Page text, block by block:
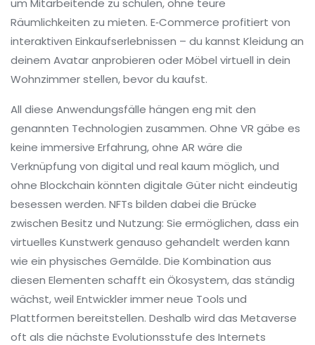
um Mitarbeitende zu schulen, ohne teure
Räumlichkeiten zu mieten. E‑Commerce profitiert von
interaktiven Einkaufserlebnissen – du kannst Kleidung an
deinem Avatar anprobieren oder Möbel virtuell in dein
Wohnzimmer stellen, bevor du kaufst.
All diese Anwendungsfälle hängen eng mit den
genannten Technologien zusammen. Ohne VR gäbe es
keine immersive Erfahrung, ohne AR wäre die
Verknüpfung von digital und real kaum möglich, und
ohne Blockchain könnten digitale Güter nicht eindeutig
besessen werden. NFTs bilden dabei die Brücke
zwischen Besitz und Nutzung: Sie ermöglichen, dass ein
virtuelles Kunstwerk genauso gehandelt werden kann
wie ein physisches Gemälde. Die Kombination aus
diesen Elementen schafft ein Ökosystem, das ständig
wächst, weil Entwickler immer neue Tools und
Plattformen bereitstellen. Deshalb wird das Metaverse
oft als die nächste Evolutionsstufe des Internets